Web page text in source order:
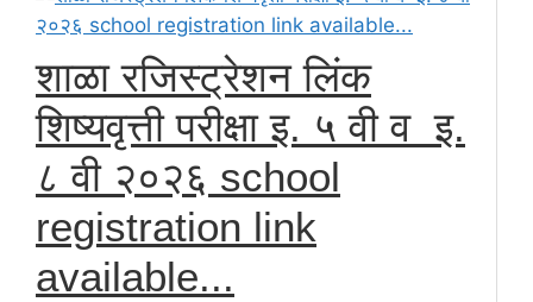
शाळा रजिस्ट्रेशन लिंक
शिष्यवृत्ती परीक्षा इ. ५ वी व इ.
८ वी २०२६ school
registration link
available...